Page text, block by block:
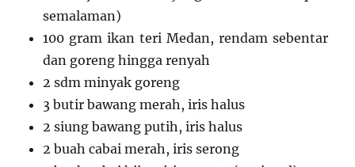
semalaman)
100 gram ikan teri Medan, rendam sebentar
dan goreng hingga renyah
2 sdm minyak goreng
3 butir bawang merah, iris halus
2 siung bawang putih, iris halus
2 buah cabai merah, iris serong